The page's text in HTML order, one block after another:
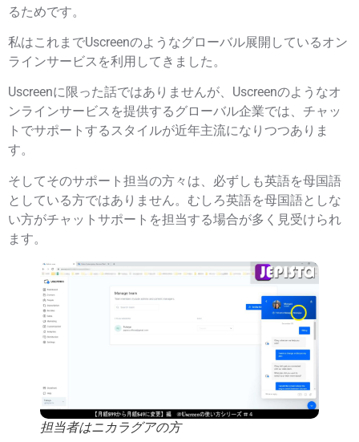
るためです。
私はこれまでUscreenのようなグローバル展開しているオン
ラインサービスを利用してきました。
Uscreenに限った話ではありませんが、Uscreenのようなオ
ンラインサービスを提供するグローバル企業では、チャッ
トでサポートするスタイルが近年主流になりつつありま
す。
そしてそのサポート担当の方々は、必ずしも英語を母国語
としている方ではありません。むしろ英語を母国語としな
い方がチャットサポートを担当する場合が多く見受けられ
ます。
担当者はニカラグアの方